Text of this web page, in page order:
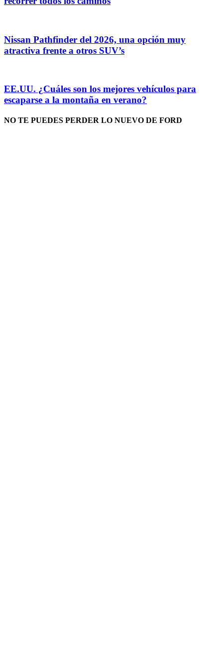
Nissan Pathfinder del 2026, una opción muy
atractiva frente a otros SUV’s
EE.UU. ¿Cuáles son los mejores vehículos para
escaparse a la montaña en verano?
NO TE PUEDES PERDER LO NUEVO DE FORD